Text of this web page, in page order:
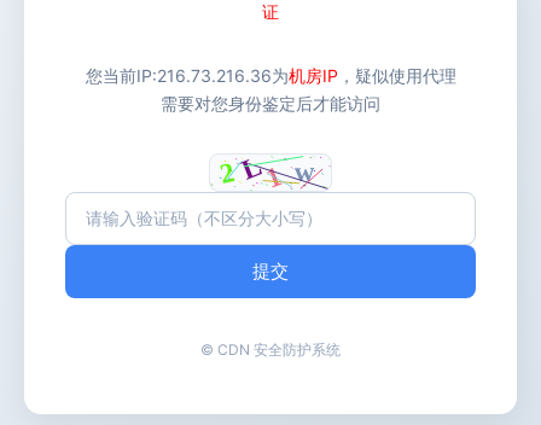
证
您当前IP:216.73.216.36为机房IP ，疑似使用代理
需要对您身份鉴定后才能访问
提交
© CDN 安全防护系统